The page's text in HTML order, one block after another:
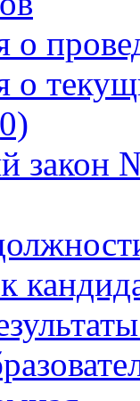
закон